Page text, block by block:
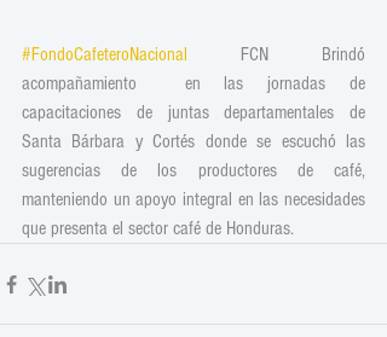
#FondoCafeteroNacional FCN Brindó
acompañamiento  en las jornadas de
capacitaciones de juntas departamentales de
Santa Bárbara y Cortés donde se escuchó las
sugerencias de los productores de café,
manteniendo un apoyo integral en las necesidades
que presenta el sector café de Honduras.